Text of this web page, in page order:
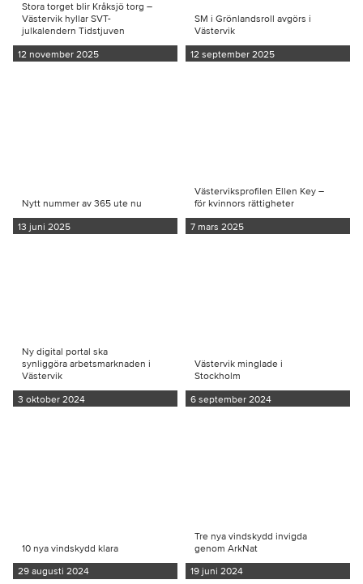
Stora torget blir Kråksjö torg –
Västervik hyllar SVT-
julkalendern Tidstjuven
12 november 2025
SM i Grönlandsroll avgörs i
Västervik
12 september 2025
Nytt nummer av 365 ute nu
13 juni 2025
Västerviksprofilen Ellen Key –
för kvinnors rättigheter
7 mars 2025
Ny digital portal ska
synliggöra arbetsmarknaden i
Västervik
3 oktober 2024
Västervik minglade i
Stockholm
6 september 2024
10 nya vindskydd klara
29 augusti 2024
Tre nya vindskydd invigda
genom ArkNat
19 juni 2024